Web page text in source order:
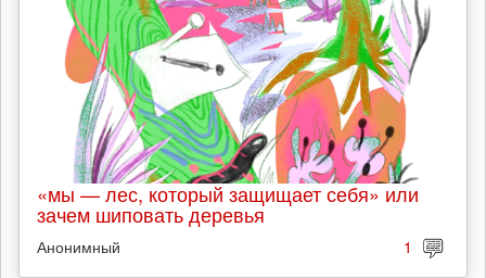
«мы — лес, который защищает себя» или
зачем шиповать деревья
Анонимный 1